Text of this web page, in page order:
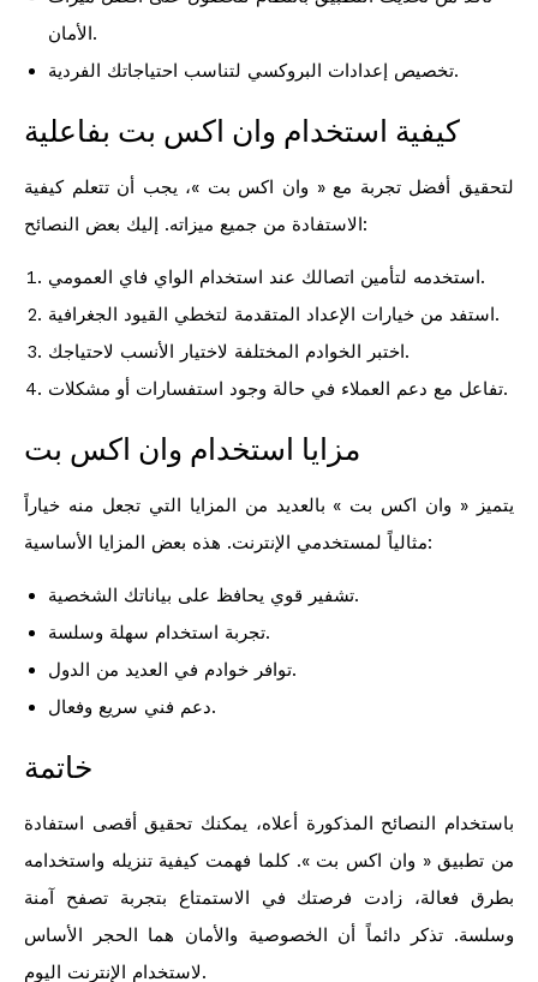
الأمان.
تخصيص إعدادات البروكسي لتناسب احتياجاتك الفردية.
كيفية استخدام وان اكس بت بفاعلية
لتحقيق أفضل تجربة مع « وان اكس بت »، يجب أن تتعلم كيفية
الاستفادة من جميع ميزاته. إليك بعض النصائح:
استخدمه لتأمين اتصالك عند استخدام الواي فاي العمومي.
استفد من خيارات الإعداد المتقدمة لتخطي القيود الجغرافية.
اختبر الخوادم المختلفة لاختيار الأنسب لاحتياجك.
تفاعل مع دعم العملاء في حالة وجود استفسارات أو مشكلات.
مزايا استخدام وان اكس بت
يتميز « وان اكس بت » بالعديد من المزايا التي تجعل منه خياراً
مثالياً لمستخدمي الإنترنت. هذه بعض المزايا الأساسية:
تشفير قوي يحافظ على بياناتك الشخصية.
تجربة استخدام سهلة وسلسة.
توافر خوادم في العديد من الدول.
دعم فني سريع وفعال.
خاتمة
باستخدام النصائح المذكورة أعلاه، يمكنك تحقيق أقصى استفادة
من تطبيق « وان اكس بت ». كلما فهمت كيفية تنزيله واستخدامه
بطرق فعالة، زادت فرصتك في الاستمتاع بتجربة تصفح آمنة
وسلسة. تذكر دائماً أن الخصوصية والأمان هما الحجر الأساس
لاستخدام الإنترنت اليوم.